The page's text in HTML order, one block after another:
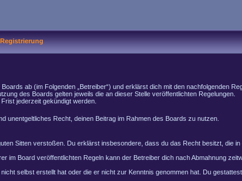
ab (im Folgenden „Betreiber“) und erklärst dich mit den nachfolgenden
des Boards gelten jeweils die an dieser Stelle veröffentlichten Regelungen.
jederzeit gekündigt werden.
unentgeltliches Recht, deinen Beitrag im Rahmen des Boards zu nutzen.
Sitten verstoßen. Du erklärst insbesondere, dass du das Recht besitzt, die
Board veröffentlichten Regeln kann der Betreiber dich nach Abmahnung
selbst erstellt hat oder die er nicht zur Kenntnis genommen hat. Du